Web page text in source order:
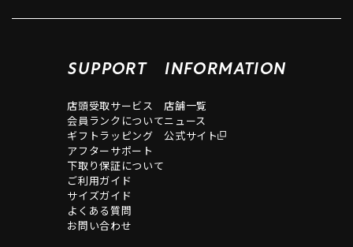
SUPPORT
店頭受取サービス
会員ランクについて
ギフトラッピング
アフターサポート
下取り保証について
ご利用ガイド
サイズガイド
よくある質問
お問い合わせ
INFORMATION
店舗一覧
ニュース
公式サイト